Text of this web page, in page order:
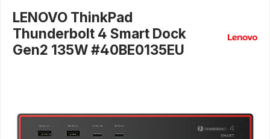
LENOVO ThinkPad
Thunderbolt 4 Smart Dock
Gen2 135W #40BE0135EU